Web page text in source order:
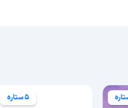
5 ستاره